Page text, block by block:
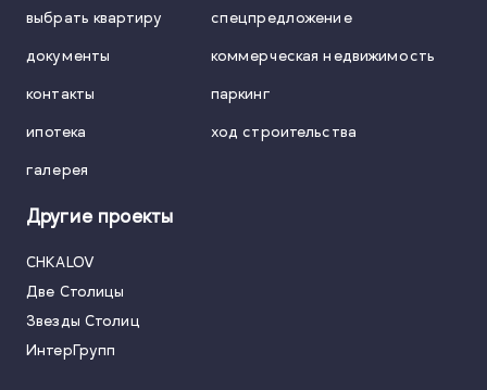
выбрать квартиру спецпредложение
документы коммерческая недвижимость
контакты паркинг
ипотека ход строительства
галерея
Другие проекты
CHKALOV
Две Столицы
Звезды Столиц
ИнтерГрупп